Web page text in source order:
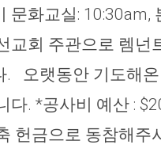
문화교실: 10:30am,
교회 주관으로 렘넌
. 오랫동안 기도해
다. *공사비 예산 :
헌금으로 동참해주